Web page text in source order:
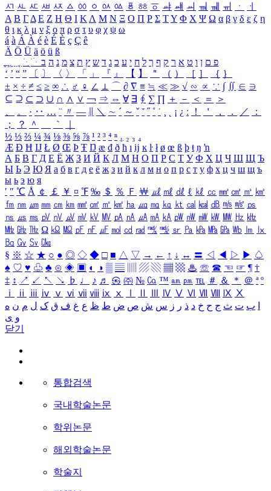
ㅺ ㅻ ㅼ ㅽ ㅾ ㅿ ㆀ ㆁ ㆂ ㆃ ㆄ ㆅ ㆆ ㆇ ㆈ ㆉ ㆊ ㆋ ㆌ ㆍ
ㆎ
Α Β ΓΔ Ε Ζ Η Θ Ι ΚΛ Μ Ν Ξ Ο Π Ρ Σ ΤΥ Φ Χ Ψ Ω α β γ δ ε ζ η
θ ι κ λ μ ν ξ ο π ρ σ τ υ φ χ ψ ω
á à Á À é è É È ç Ç ê
Ä Ö Ü ä ö ü ß
ִֶֹ ֻּ ׁׂ פ ם ן ו ט א ר ק ף ך ל ח י ע כ ג ד ש ץ ת צ מ נ ה ב
‘ ’ “ ” 〔 〕 〈 〉 「 」 『 』 【 】 ＂ （ ） ［ ］ ｛ ｝
± × ÷ ≠ ≤ ≥ ∞ ∴ ♂ ♀ ∠ ⊥ ⌒ ∂ ∇ ≡ ≒ ≪ ≫ √ ∽ ∝ ∵ ∫ ∬ ∈ ∋
⊆ ⊇ ⊂ ⊃ ∪ ∩ ∧ ∨ ￢ ⇒ ⇔ ∀ ∃ ∮ ∑ ∏ ＋ － ＜ ＝
＞
、
。 · ‥ … ¨ 〃 ― ＼ ∼ ´ ～ ˇ ˘ ˝ ˚ ˙ ¸ ¡ ¿ ː ！ ＇ ， ． ／
：
；
？ ＾ ｀
½ ⅓ ⅔ ¼ ¾ ⅛ ⅜ ⅝ ⅞ ¹ ² ³ ⁴ ⁿ ₁ ₂ ₃ ₄
Æ Ð Ħ Ĳ Ł Ø Œ Þ Ŧ Ŋ æ đ ð ħ ı ĳ ĸ ŀ ł ø œ ß þ ŧ ŋ ŉ
А Б В Г Д Е Ё Ж З И Й К Л М Н О П Р С Т У Ф Х Ц Ч Ш Щ Ъ
Ы Ь Э Ю Я а б в г д е ё ж з и й к л м н о п р с т у ф х ц ч ш щ ъ
ы ь э ю я
′ ″ ℃ Å ￠ ￡ ￥ ¤ ℉ ‰ ＄ ％ Ｆ ￦ ㎕ ㎖ ㎗ ℓ ㎘ ㏄ ㎣ ㎤ ㎥ ㎦
㎙ ㎚ ㎛ ㎜ ㎝ ㎞ ㎟ ㎠ ㎡ ㎢ ㏊ ㎍ ㎎ ㎏ ㏏ ㎈ ㎉ ㏈ ㎧ ㎨ ㎰
㎱ ㎲ ㎳ ㎴ ㎵ ㎶ ㎷ ㎸ ㎹ ㎀ ㎁ ㎂ ㎃ ㎄ ㎺ ㎻ ㎽ ㎾ ㎿ ㎐ ㎑
㎒ ㎓ ㎔ Ω ㏀ ㏁ ㎊ ㎋ ㎌ ㏖ ㏅ ㎭ ㎮ ㎯ ㏛ ㎩ ㎪ ㎫ ㎬ ㏝ ㏐
㏓
㏃ ㏉ ㏜ ㏆
§ ※ ☆ ★ ○ ● ◎ ◇ ◆ □ ■ △ ▽ → ← ↑ ↓ ↔ 〓 ◁ ◀ ▷ ▶ ♤
♠ ♡ ♥ ♧ ♣ ⊙ ◈ ▣ ◐ ◑ ▒ ▤ ▨ ▧ ▦ ▩ ♨ ☏ ☎ ☜ ☞ ¶ †
‡ ↕ ↗ ↙ ↖ ↘ ♭ ♩ ♪ ♬ ㉿ ㈜ № ㏇ ™ ㏂ ㏘ ℡ ＃ ＆ ＊ ＠ ª º
ⅰ
ⅱ ⅲ ⅳ ⅴ ⅵ ⅶ ⅷ ⅸ ⅹ Ⅳ Ⅴ Ⅵ Ⅶ Ⅷ Ⅸ Ⅹ
ب ت ث ج ح خ د ذ ر ز س ش ص ض ط ظ ع غ ف ق ک ل م ن ه
و ی
닫기
통합검색
국내학술논문
학위논문
해외학술논문
학술지